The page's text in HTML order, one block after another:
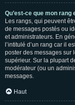
Qu’est-ce que mon
Les rangs, qui peuvent
de messages postés ou
et administrateurs. En
l’intitulé d’un rang car il
poster des messages sur
supérieur. Sur la plupart
modérateur (ou un
messages.
Haut